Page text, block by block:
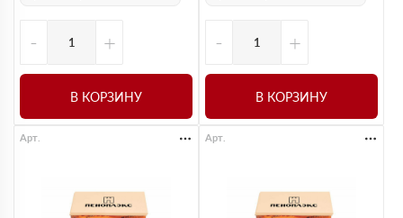
- +
В КОРЗИНУ
- +
В КОРЗИНУ
Арт. Арт.